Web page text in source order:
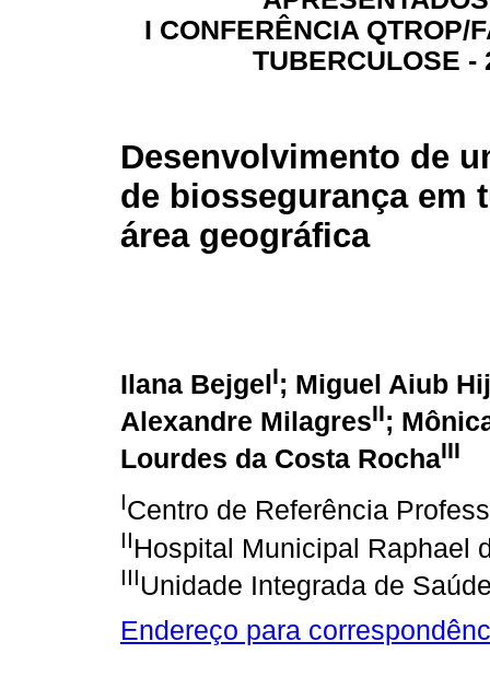
I CONFERÊNCIA QTROP/
TUBERCULOSE -
Desenvolvimento de
de biossegurança em
área geográfica
Ilana BejgelI; Miguel Aiub
Alexandre MilagresII;
Lourdes da Costa RochaIII
ICentro de Referência
IIHospital Municipal Raphael
IIIUnidade Integrada de
Endereço para